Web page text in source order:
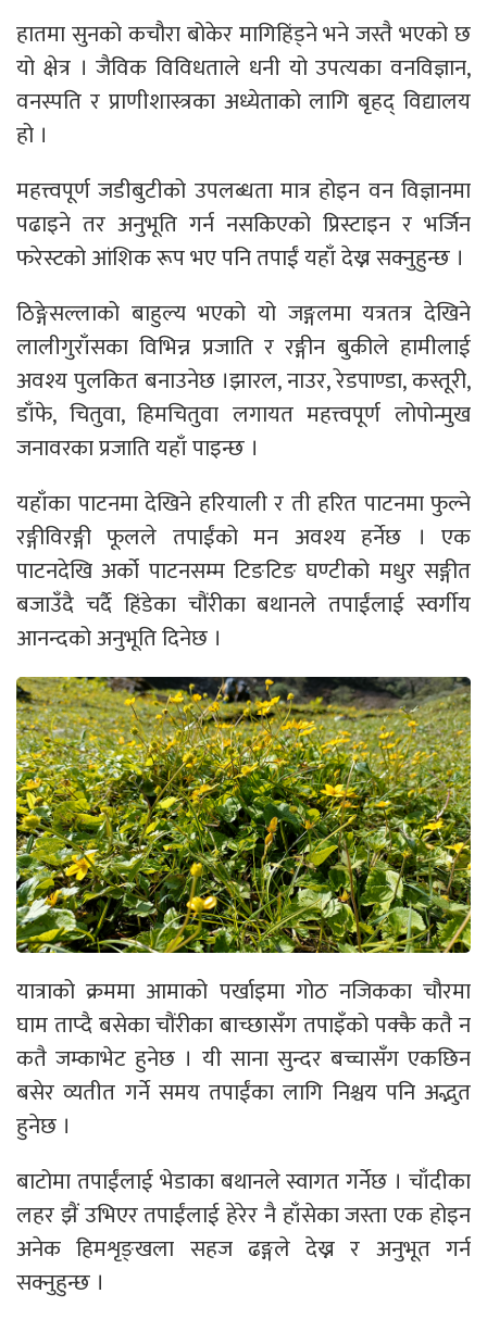
हातमा सुनको कचौरा बोकेर मागिहिंड्ने भने जस्तै भएको छ
यो क्षेत्र । जैविक विविधताले धनी यो उपत्यका वनविज्ञान,
वनस्पति र प्राणीशास्त्रका अध्येताको लागि बृहद् विद्यालय
हो ।
महत्त्वपूर्ण जडीबुटीको उपलब्धता मात्र होइन वन विज्ञानमा
पढाइने तर अनुभूति गर्न नसकिएको प्रिस्टाइन र भर्जिन
फरेस्टको आंशिक रूप भए पनि तपाईं यहाँ देख्न सक्नुहुन्छ ।
ठिङ्गेसल्लाको बाहुल्य भएको यो जङ्गलमा यत्रतत्र देखिने
लालीगुराँसका विभिन्न प्रजाति र रङ्गीन बुकीले हामीलाई
अवश्य पुलकित बनाउनेछ ।झारल, नाउर, रेडपाण्डा, कस्तूरी,
डाँफे, चितुवा, हिमचितुवा लगायत महत्त्वपूर्ण लोपोन्मुख
जनावरका प्रजाति यहाँ पाइन्छ ।
यहाँका पाटनमा देखिने हरियाली र ती हरित पाटनमा फुल्ने
रङ्गीविरङ्गी फूलले तपाईंको मन अवश्य हर्नेछ । एक
पाटनदेखि अर्को पाटनसम्म टिङटिङ घण्टीको मधुर सङ्गीत
बजाउँदै चर्दै हिंडेका चौंरीका बथानले तपाईंलाई स्वर्गीय
आनन्दको अनुभूति दिनेछ ।
यात्राको क्रममा आमाको पर्खाइमा गोठ नजिकका चौरमा
घाम ताप्दै बसेका चौंरीका बाच्छासँग तपाइँको पक्कै कतै न
कतै जम्काभेट हुनेछ । यी साना सुन्दर बच्चासँग एकछिन
बसेर व्यतीत गर्ने समय तपाईंका लागि निश्चय पनि अद्भुत
हुनेछ ।
बाटोमा तपाईंलाई भेडाका बथानले स्वागत गर्नेछ । चाँदीका
लहर झैं उभिएर तपाईंलाई हेरेर नै हाँसेका जस्ता एक होइन
अनेक हिमशृङ्खला सहज ढङ्गले देख्न र अनुभूत गर्न
सक्नुहुन्छ ।